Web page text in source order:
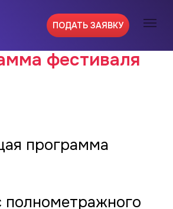
ПОДАТЬ ЗАЯВКУ
фестиваля
программа
полнометражного